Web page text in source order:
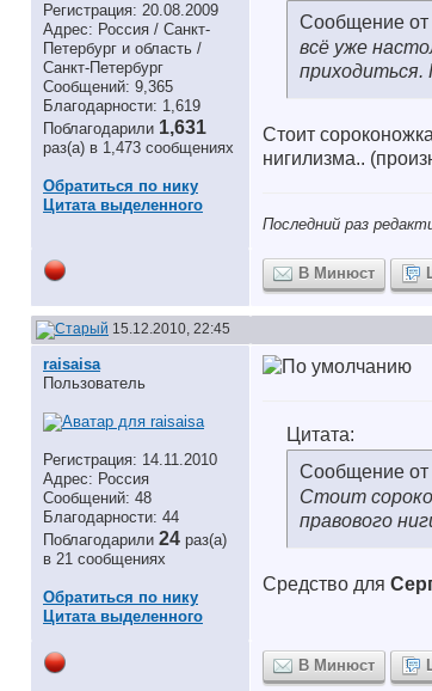
Регистрация: 20.08.2009
Адрес: Россия / Санкт-
Петербург и область /
Санкт-Петербург
Сообщений: 9,365
Благодарности: 1,619
Поблагодарили 1,631
раз(а) в 1,473 сообщениях
Обратиться по нику
Цитата выделенного
Сообщение от
всё уже
приходиться.
Стоит
нигилизма..
Последний раз
В Минюст
15.12.2010, 22:45
raisaisa
Пользователь
Регистрация: 14.11.2010
Адрес: Россия
Сообщений: 48
Благодарности: 44
Поблагодарили 24 раз(а)
в 21 сообщениях
Обратиться по нику
Цитата выделенного
Цитата:
Сообщение от
Стоит
правового
Средство для
В Минюст